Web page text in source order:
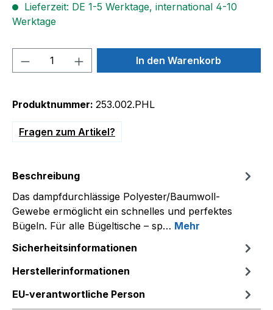
Lieferzeit: DE 1-5 Werktage, international 4-10
Werktage
Produkt Anzahl: Gib denIn den Warenkorb
Produktnummer: 253.002.PHL
Fragen zum Artikel?
Beschreibung
Das dampfdurchlässige Polyester/Baumwoll-
Gewebe ermöglicht ein schnelles und perfektes
Bügeln. Für alle Bügeltische – sp… Mehr
Sicherheitsinformationen
Herstellerinformationen
EU-verantwortliche Person